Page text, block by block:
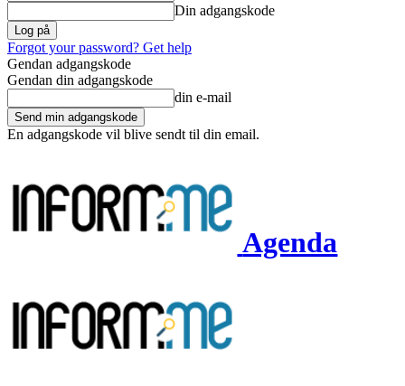
Din adgangskode
Forgot your password? Get help
Gendan adgangskode
Gendan din adgangskode
din e-mail
En adgangskode vil blive sendt til din email.
Agenda